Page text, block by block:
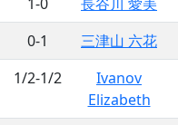
0-1
三津山 六花
1/2-1/2
Ivanov
Elizabeth